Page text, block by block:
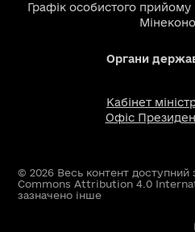
Графік особистого
Органи
Кабінет
Офіс
© 2026 Весь контент доступний
Commons Attribution 4.0
зазначено інше